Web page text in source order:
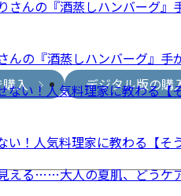
入 デジタル版の購
んの『酒蒸しハンバーグ』手
い！人気料理家に教わる【そ